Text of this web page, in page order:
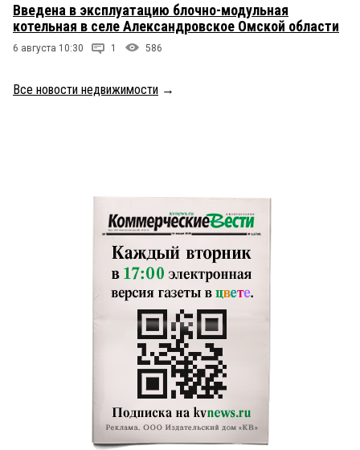
Введена в эксплуатацию блочно-модульная
котельная в селе Александровское Омской области
6 августа 10:30 1 586
Все новости недвижимости →